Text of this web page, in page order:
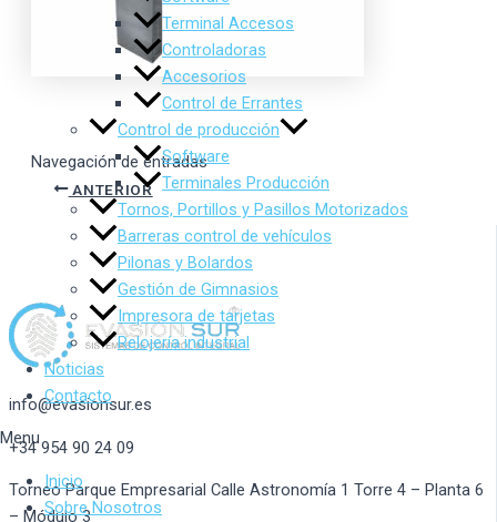
Terminal Accesos
Controladoras
Accesorios
Control de Errantes
Control de producción
Software
Terminales Producción
Tornos, Portillos y Pasillos Motorizados
Barreras control de vehículos
Pilonas y Bolardos
Gestión de Gimnasios
Impresora de tarjetas
Relojería industrial
Noticias
Contacto
Menu
Inicio
Sobre Nosotros
Navegación de entradas
ANTERIOR
info@evasionsur.es
+34 954 90 24 09
Torneo Parque Empresarial Calle Astronomía 1 Torre 4 – Planta 6
– Módulo 3